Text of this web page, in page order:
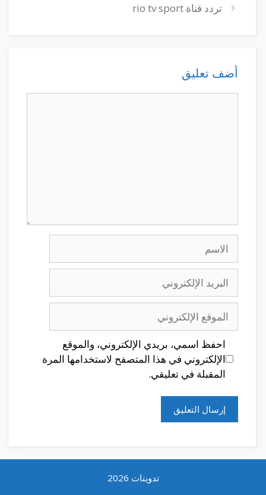
تردد قناة rio tv sport
أضف تعليق
الإلكتروني
الإلكتروني
احفظ اسمي، بريدي الإلكتروني، والموقع
الإلكتروني في هذا المتصفح لاستخدامها المرة
المقبلة في تعليقي.
تدوينات 2026